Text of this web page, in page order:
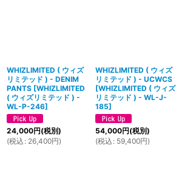
WHIZLIMITED ( ウィズ
リミテッド ) - DENIM
PANTS [WHIZLIMITED
( ウィズリミテッド ) -
WL-P-246]
24,000円(税別)
(税込 : 26,400円)
WHIZLIMITED ( ウィズ
リミテッド ) - UCWCS
[WHIZLIMITED ( ウィズ
リミテッド ) - WL-J-
185]
54,000円(税別)
(税込 : 59,400円)